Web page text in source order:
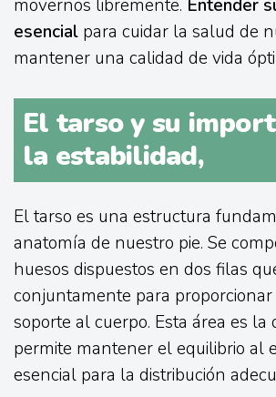
movernos libremente. Entender
esencial para cuidar la salud de
mantener una calidad de vida
El tarso y su
la estabilidad,
El tarso es una estructura
anatomía de nuestro pie. Se
huesos dispuestos en dos filas
conjuntamente para
soporte al cuerpo. Esta área es la
permite mantener el equilibrio al
esencial para la distribución